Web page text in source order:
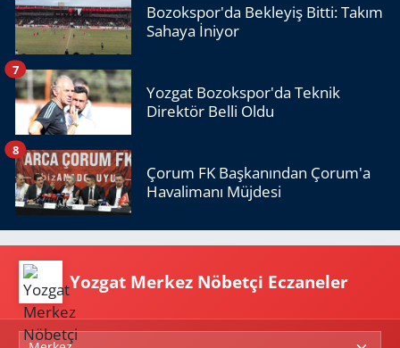
Bozokspor'da Bekleyiş Bitti: Takım
Sahaya İniyor
Yozgat Bozokspor'da Teknik
Direktör Belli Oldu
7
Çorum FK Başkanından Çorum'a
Havalimanı Müjdesi
8
Yozgat Merkez Nöbetçi Eczaneler